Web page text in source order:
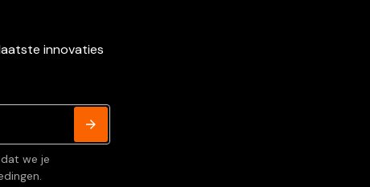
innovaties
we je